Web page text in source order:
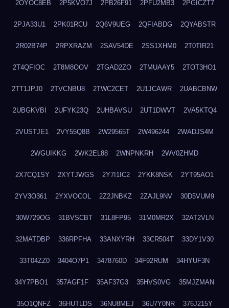
2OYOC8EB 2P5KVO7J 2PB26F91 2PFU2MB3 2PGICZT7
2PJA33U1 2PK01RCU 2Q6V9UEG 2QFIABDG 2QYABSTR
2R02B74P 2RPXRAZM 2SAV54DE 2SS1XHM0 2T0TIR21
2T4QFIOC 2T8M8OOV 2TGAD2ZO 2TMUAAY5 2TOT3HO1
2TT1JPJ0 2TVCNBU8 2TWC2CET 2U1JCAWR 2UABCBNW
2UBGKVBI 2UFYK23Q 2UHBAVSU 2UT1DWVT 2VA5KTQ4
2VUSTJE1 2VY55Q8B 2W29565T 2W496244 2WADJS4M
2WGUIKKG 2WK2EL88 2WNPNKRH 2WV0ZHMD
2X7CQ1SY 2XYTJWGS 2Y7I1IC2 2YKK8NSK 2YT95AO1
2YV3O361 2YXVOCOL 2Z2JNBKZ 2ZAJL9NV 30D5VUM9
30W729OG 31BVSCBT 31L8FP95 31M0MR2X 32AT2VLN
32MATDBP 336RPFHA 33ANXYRH 33CR504T 33DY1V30
33T04ZZ0 3404O7P1 3478760D 34F92RUM 34HYUF3N
34Y7PBO1 357AGF1F 35AF37G3 35HVS0VG 35MJZMAN
35O1QNFZ 36HUTLDS 36NU8MEJ 36U7Y0NR 376J215Y